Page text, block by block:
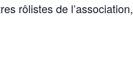
rôlistes de l’association,